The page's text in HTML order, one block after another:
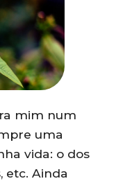
mim num
uma
vida: o dos
etc. Ainda